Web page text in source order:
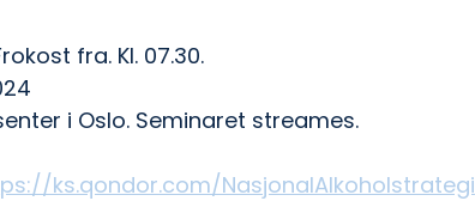
fra. Kl. 07.30.
i Oslo. Seminaret streames.
ks.qondor.com/NasjonalAlkoholstrategi